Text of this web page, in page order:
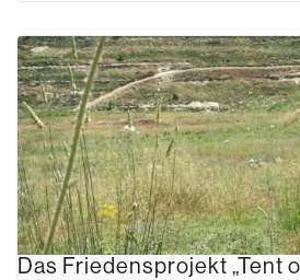
Das Friedensprojekt „Tent